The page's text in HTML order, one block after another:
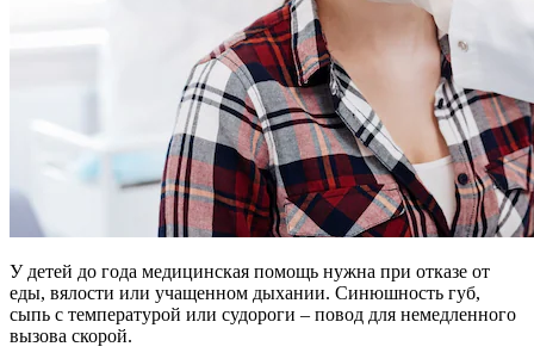
У детей до года медицинская помощь нужна при отказе от
еды, вялости или учащенном дыхании. Синюшность губ,
сыпь с температурой или судороги – повод для немедленного
вызова скорой.